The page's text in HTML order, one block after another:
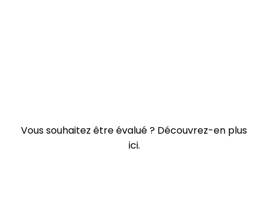
Vous souhaitez être évalué ? Découvrez-en plus
ici.